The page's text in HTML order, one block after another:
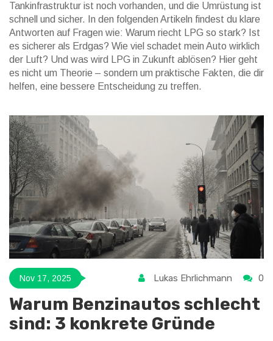
Tankinfrastruktur ist noch vorhanden, und die Umrüstung ist
schnell und sicher. In den folgenden Artikeln findest du klare
Antworten auf Fragen wie: Warum riecht LPG so stark? Ist
es sicherer als Erdgas? Wie viel schadet mein Auto wirklich
der Luft? Und was wird LPG in Zukunft ablösen? Hier geht
es nicht um Theorie – sondern um praktische Fakten, die dir
helfen, eine bessere Entscheidung zu treffen.
Nov 17, 2025 Lukas Ehrlichmann 0
Warum Benzinautos schlecht
sind: 3 konkrete Gründe